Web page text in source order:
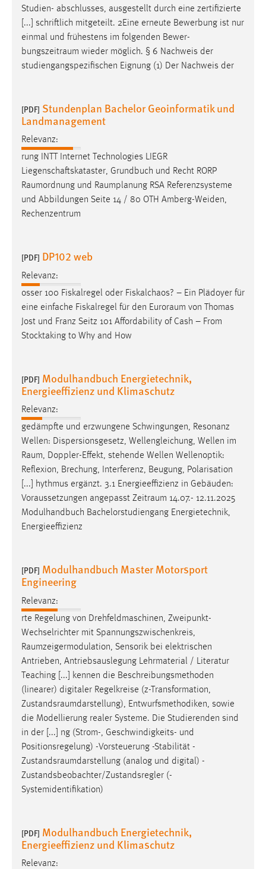
Studien- abschlusses, ausgestellt durch eine zertifizierte
[...] schriftlich mitgeteilt. 2Eine erneute Bewerbung ist nur
einmal und frühestens im folgenden Bewer-
bungszeitraum wieder möglich. § 6 Nachweis der
studiengangspezifischen Eignung (1) Der Nachweis der
[PDF] Stundenplan Bachelor Geoinformatik und
Landmanagement
Relevanz:
rung INTT Internet Technologies LIEGR
Liegenschaftskataster, Grundbuch und Recht RORP
Raumordnung und Raumplanung RSA Referenzsysteme
und Abbildungen Seite 14 / 80 OTH Amberg-Weiden,
Rechenzentrum
[PDF] DP102 web
Relevanz:
osser 100 Fiskalregel oder Fiskalchaos? – Ein Plädoyer für
eine einfache Fiskalregel für den Euroraum von Thomas
Jost und Franz Seitz 101 Affordability of Cash – From
Stocktaking to Why and How
[PDF] Modulhandbuch Energietechnik,
Energieeffizienz und Klimaschutz
Relevanz:
gedämpfte und erzwungene Schwingungen, Resonanz
Wellen: Dispersionsgesetz, Wellengleichung, Wellen im
Raum, Doppler-Effekt, stehende Wellen Wellenoptik:
Reflexion, Brechung, Interferenz, Beugung, Polarisation
[...] hythmus ergänzt. 3.1 Energieeffizienz in Gebäuden:
Voraussetzungen angepasst Zeitraum 14.07.- 12.11.2025
Modulhandbuch Bachelorstudiengang Energietechnik,
Energieeffizienz
[PDF] Modulhandbuch Master Motorsport
Engineering
Relevanz:
rte Regelung von Drehfeldmaschinen, Zweipunkt-
Wechselrichter mit Spannungszwischenkreis,
Raumzeigermodulation, Sensorik bei elektrischen
Antrieben, Antriebsauslegung Lehrmaterial / Literatur
Teaching [...] kennen die Beschreibungsmethoden
(linearer) digitaler Regelkreise (z-Transformation,
Zustandsraumdarstellung), Entwurfsmethodiken, sowie
die Modellierung realer Systeme. Die Studierenden sind
in der [...] ng (Strom-, Geschwindigkeits- und
Positionsregelung) -Vorsteuerung -Stabilität -
Zustandsraumdarstellung (analog und digital) -
Zustandsbeobachter/Zustandsregler (-
Systemidentifikation)
[PDF] Modulhandbuch Energietechnik,
Energieeffizienz und Klimaschutz
Relevanz: